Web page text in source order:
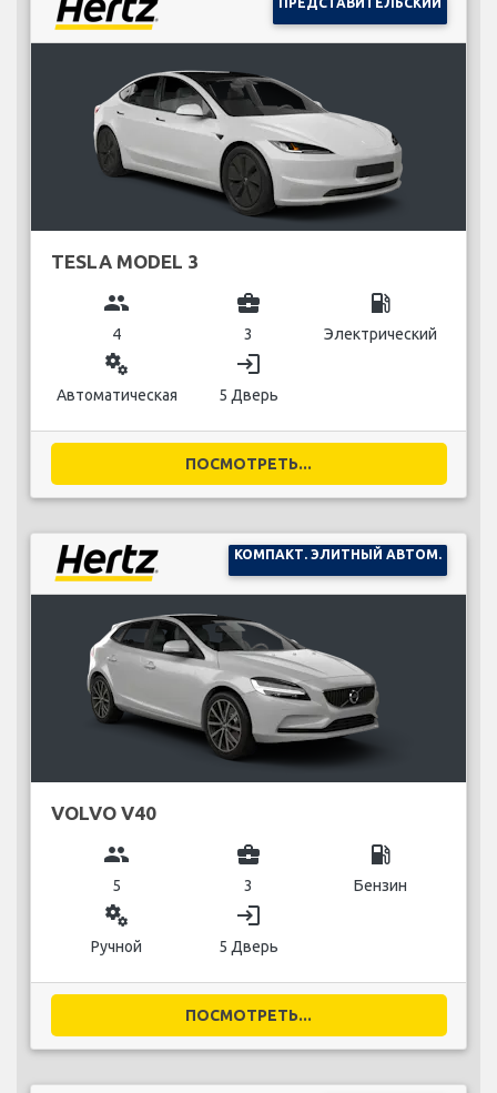
ПРЕДСТАВИТЕЛЬСКИЙ
TESLA MODEL 3
group
4
business_center
3
local_gas_station
Электрический
miscellaneous_services
Автоматическая
login
5 Дверь
ПОСМОТРЕТЬ...
КОМПАКТ. ЭЛИТНЫЙ АВТОМ.
VOLVO V40
group
5
business_center
3
local_gas_station
Бензин
miscellaneous_services
Ручной
login
5 Дверь
ПОСМОТРЕТЬ...